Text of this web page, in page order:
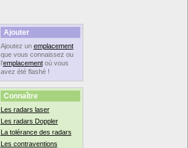
Ajouter
Ajoutez un emplacement
que vous connaissez ou
l'emplacementoù vous
avez été flashé !
Connaître
Les radars laser
Les radars Doppler
La tolérance des radars
Les contraventions